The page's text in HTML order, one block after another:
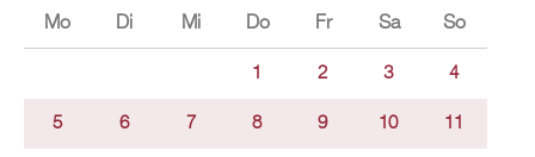
Mo Di Mi Do Fr Sa So
1 2 3 4
5 6 7 8 9 10 11